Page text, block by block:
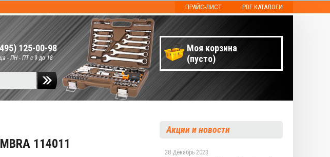
ПРАЙС-ЛИСТ PDF КАТАЛОГИ
125-00-98
- ПН - ПТ с 9 до 18
Моя корзина
(пусто)
114011
Акции и новости
28 Декабрь 2023